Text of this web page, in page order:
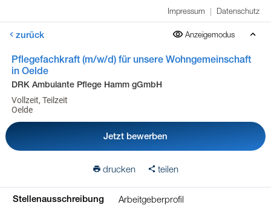
Impressum | Datenschutz
zurück Anzeigemodus
Pflegefachkraft (m/w/d) für unsere Wohngemeinschaft
in Oelde
DRK Ambulante Pflege Hamm gGmbH
Vollzeit, Teilzeit
Oelde
Jetzt bewerben
drucken teilen
Stellenausschreibung Arbeitgeberprofil